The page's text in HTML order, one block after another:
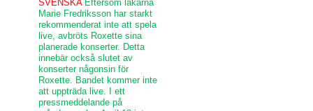
SVENSKA Eftersom läkarna
Marie Fredriksson har starkt
rekommenderat inte att spela
live, avbröts Roxette sina
planerade konserter. Detta
innebär också slutet av
konserter någonsin för
Roxette. Bandet kommer inte
att uppträda live. I ett
pressmeddelande på